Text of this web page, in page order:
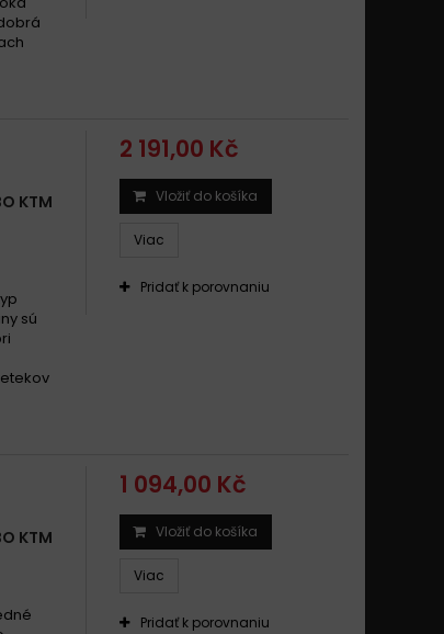
KTM
sú
2 191,00 Kč
Vložiť do košíka
Viac
Pridať k porovnaniu
KTM
1 094,00 Kč
Vložiť do košíka
Viac
Pridať k porovnaniu